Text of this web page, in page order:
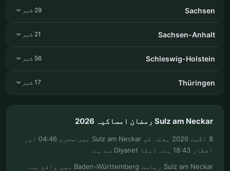
Sachsen 29 شہر
Sachsen-Anhalt 21 شہر
Schleswig-Holstein 56 شہر
Thüringen 17 شہر
Sulz am Neckar رمضان امساکیہ 2026
8 اگست 2026 ہفتہ کو Sulz am Neckar میں سحری 04:46 اور
افطار 18:43 ہے۔ ڈیٹا Diyanet سے ہے۔
Sulz am Neckar ریاست Baden-Württemberg میں واقع ہے۔